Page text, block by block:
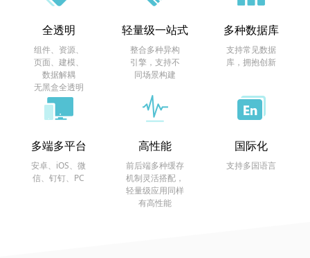
全透明
组件、资源、
页面、建模、
数据解耦
无黑盒全透明
轻量级一站式
整合多种异构
引擎，支持不
同场景构建
多种数据库
支持常见数据
库，拥抱创新
多端多平台
安卓、iOS、微
信、钉钉、PC
高性能
前后端多种缓存
机制灵活搭配，
轻量级应用同样
有高性能
国际化
支持多国语言